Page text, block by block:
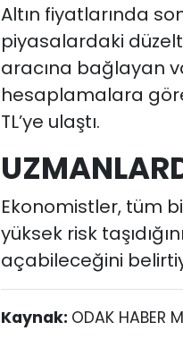
Altın fiyatlarında
piyasalardaki
aracına bağlayan
hesaplamalara
TL’ye ulaştı.
Ekonomistler, tüm
yüksek risk
açabileceğini
Kaynak: ODAK HABER